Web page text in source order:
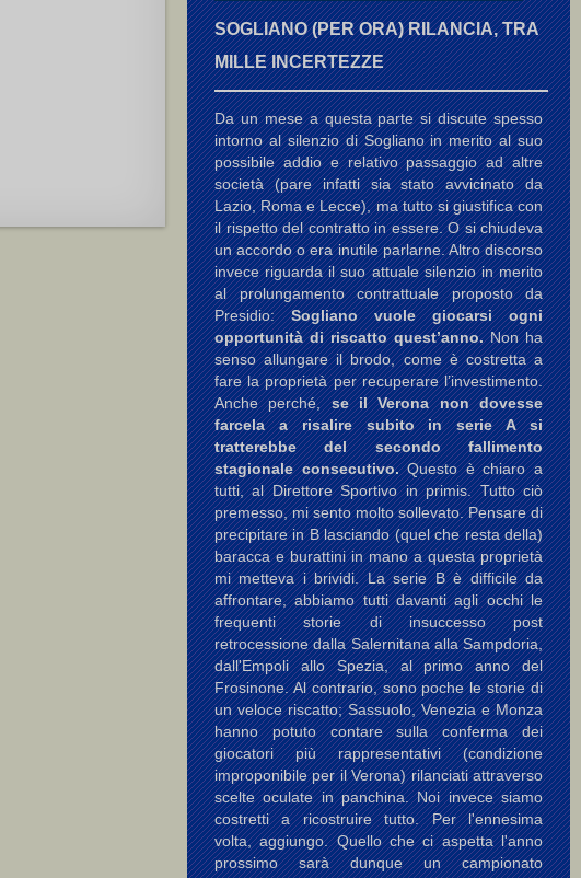
SOGLIANO (PER ORA) RILANCIA, TRA
MILLE INCERTEZZE
Da un mese a questa parte si discute spesso
intorno al silenzio di Sogliano in merito al suo
possibile addio e relativo passaggio ad altre
società (pare infatti sia stato avvicinato da
Lazio, Roma e Lecce), ma tutto si giustifica con
il rispetto del contratto in essere. O si chiudeva
un accordo o era inutile parlarne. Altro discorso
invece riguarda il suo attuale silenzio in merito
al prolungamento contrattuale proposto da
Presidio:Sogliano vuole giocarsi ogni
opportunità di riscatto quest’anno.Non ha
senso allungare il brodo, come è costretta a
fare la proprietà per recuperare l’investimento.
Anche perché,se il Verona non dovesse
farcela a risalire subito in serie A si
tratterebbe del secondo fallimento
stagionale consecutivo.Questo è chiaro a
tutti, al Direttore Sportivo in primis. Tutto ciò
premesso, mi sento molto sollevato. Pensare di
precipitare in B lasciando (quel che resta della)
baracca e burattini in mano a questa proprietà
mi metteva i brividi. La serie B è difficile da
affrontare, abbiamo tutti davanti agli occhi le
frequenti storie di insuccesso post
retrocessione dalla Salernitana alla Sampdoria,
dall'Empoli allo Spezia, al primo anno del
Frosinone. Al contrario, sono poche le storie di
un veloce riscatto; Sassuolo, Venezia e Monza
hanno potuto contare sulla conferma dei
giocatori più rappresentativi (condizione
improponibile per il Verona) rilanciati attraverso
scelte oculate in panchina. Noi invece siamo
costretti a ricostruire tutto. Per l'ennesima
volta, aggiungo. Quello che ci aspetta l'anno
prossimo sarà dunque un campionato